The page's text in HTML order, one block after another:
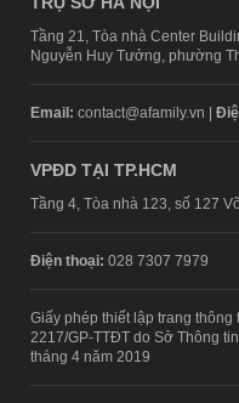
Tầng 21, Tòa nhà Center
Nguyễn Huy Tưởng, phường
Email: contact@afamily.vn |
VPĐD TẠI TP.HCM
Tầng 4, Tòa nhà 123, số 127
Điện thoại: 028 7307 7979
Giấy phép thiết lập trang
2217/GP-TTĐT do Sở Thông
tháng 4 năm 2019